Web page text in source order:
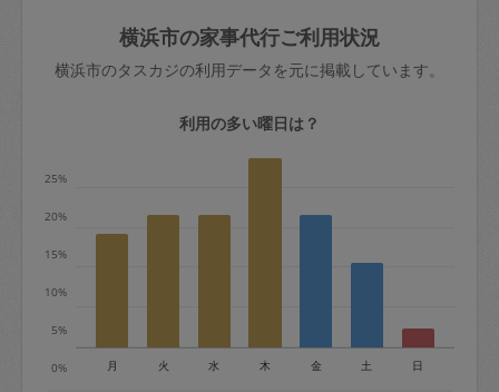
依頼者不在による当日キャンセル＝依頼
金額の100%＋交通費全額
※例：依頼日時／土曜日午前9時開始の場
50%
金曜日9時～土曜日8時まで＝依頼金額の
＋交通費全額
依頼者不在による当日キャンセル＝依頼
きた場合は損害保険の対象外となるので
ご注意ください。
玉、など
あわせてこちらも参照ください：初めて
はありますか？
横浜市の家事代行ご利用状況
横浜市のタスカジの利用データを元に掲載しています。
利用の多い曜日は？
0%
5%
10%
15%
20%
25%
月 火 水 木 金 土 日